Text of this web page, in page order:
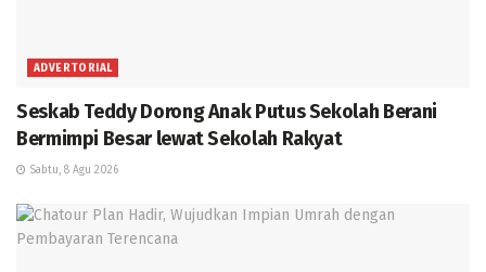
ADVERTORIAL
Seskab Teddy Dorong Anak Putus Sekolah Berani
Bermimpi Besar lewat Sekolah Rakyat
Sabtu, 8 Agu 2026